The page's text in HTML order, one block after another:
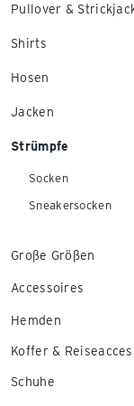
Pullover &
Shirts
Hosen
Jacken
Strümpfe
Socken
Sneakersocken
Große Größen
Accessoires
Hemden
Koffer &
Schuhe